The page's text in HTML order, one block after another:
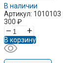
В наличии
Артикул: 1010103
300 ₽
– +
В корзину